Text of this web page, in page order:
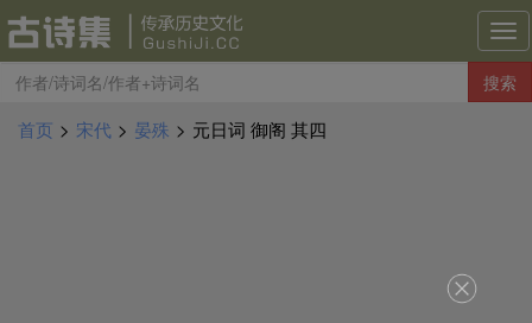
古
诗
集
搜索
首页 > 宋代 > 晏殊 > 元日词 御阁 其四